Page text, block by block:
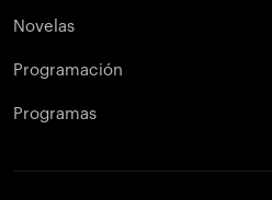
Novelas
Programación
Programas